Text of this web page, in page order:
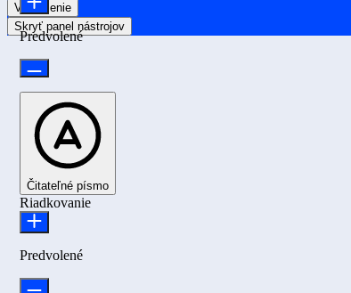
Vyhlásenie
Skryť panel nástrojov
Predvolené
Čitateľné písmo
Riadkovanie
Predvolené